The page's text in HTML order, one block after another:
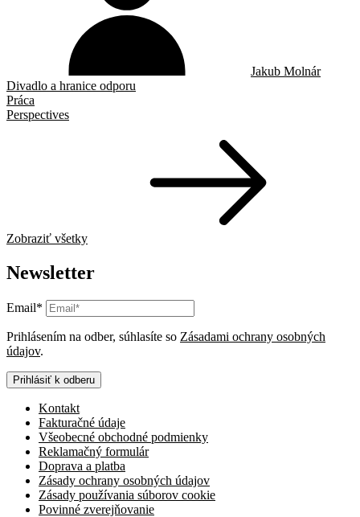
Jakub Molnár
Divadlo a hranice odporu
Práca
Perspectives
Zobraziť všetky
Newsletter
Email*
Prihlásením na odber, súhlasíte so Zásadami ochrany osobných
údajov.
Prihlásiť k odberu
Kontakt
Fakturačné údaje
Všeobecné obchodné podmienky
Reklamačný formulár
Doprava a platba
Zásady ochrany osobných údajov
Zásady používania súborov cookie
Povinné zverejňovanie